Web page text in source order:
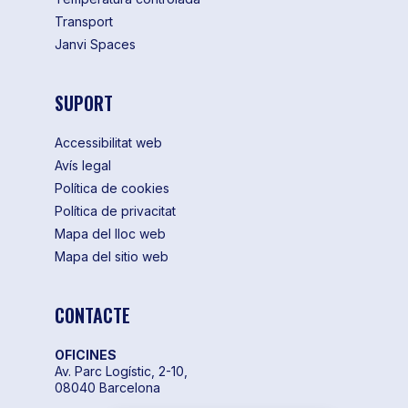
Transport
Janvi Spaces
SUPORT
Accessibilitat web
Avís legal
Política de cookies
Política de privacitat
Mapa del lloc web
Mapa del sitio web
CONTACTE
OFICINES
Av. Parc Logístic, 2-10,
08040 Barcelona